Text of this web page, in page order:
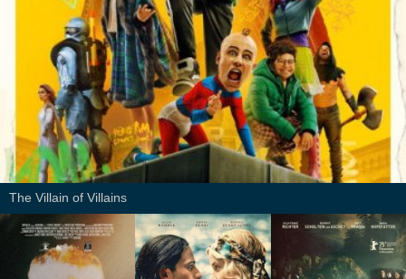
The Villain of Villains